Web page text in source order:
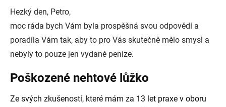
Hezký den, Petro,
moc ráda bych Vám byla prospěšná svou odpovědí a
poradila Vám tak, aby to pro Vás skutečně mělo smysl a
nebyly to pouze jen vydané peníze.
Poškozené nehtové lůžko
Ze svých zkušeností, které mám za 13 let praxe v oboru